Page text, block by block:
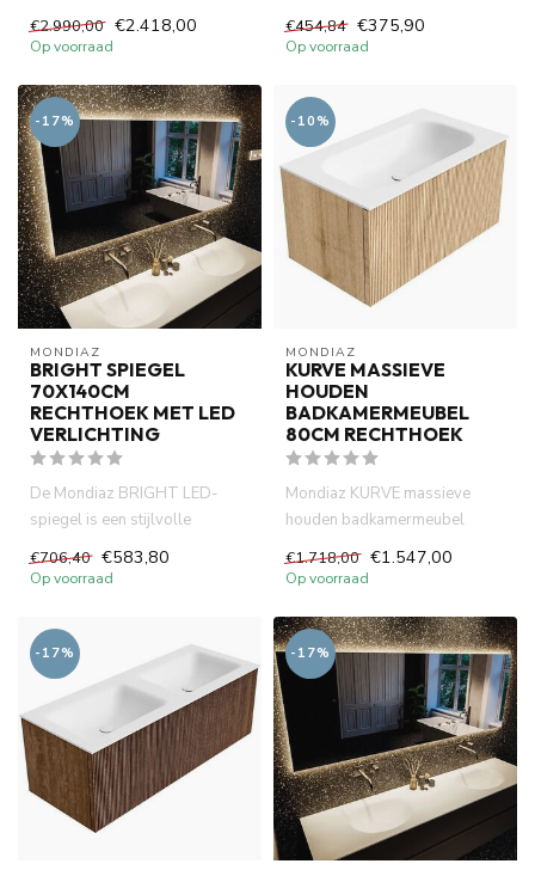
deuren. ...
€2.990,00 €2.418,00
Op voorraad
houdt van eenvoudigheid met
...
€454,84 €375,90
Op voorraad
-17%
MONDIAZ
BRIGHT SPIEGEL
70X140CM
RECHTHOEK MET LED
VERLICHTING
De Mondiaz BRIGHT LED-
spiegel is een stijlvolle
badkamerspiegel met zuinige
LED-...
€706,40 €583,80
Op voorraad
-10%
MONDIAZ
KURVE MASSIEVE
HOUDEN
BADKAMERMEUBEL
80CM RECHTHOEK
Mondiaz KURVE massieve
houden badkamermeubel
80cm rechthoek. Links + Rechts
kleu...
€1.718,00 €1.547,00
Op voorraad
-17% -17%